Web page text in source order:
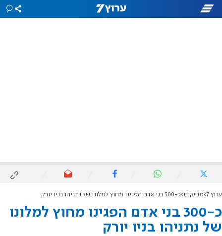
ערוץ 7 מבזקים כ-300 בני אדם הפגינו מחוץ למלונו של נתניהו בניו יורק
כ-300 בני אדם הפגינו מחוץ למלונו
של נתניהו בניו יורק